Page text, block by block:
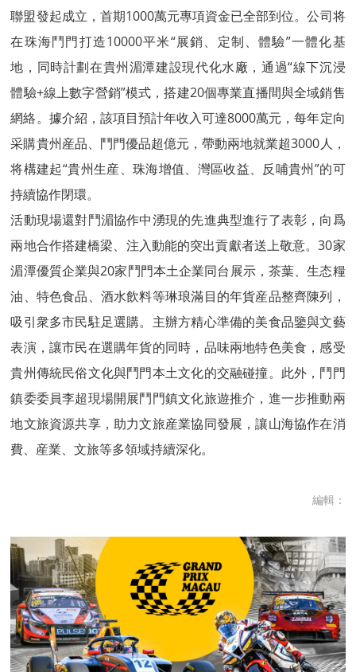
聯盟發起成立，首期1000萬元專項資金已全部到位。公司将
在珠海鬥門打造10000平米“展銷、定制、體驗”一體化基
地，同時計劃在貴州湄潭建設現代化水廠，通過“線下沉浸
體驗+線上數字營銷”模式，搭建20個專業直播間與全域銷售
網絡。據介紹，該項目預計年收入可達8000萬元，每年定向
采購貴州産品、鬥門優品超億元，帶動兩地就業超3000人，
将構建起“貴州生産、珠海增值、灣區收益、反哺貴州”的可
持續協作閉環。
活動現場還對鬥湄協作中湧現的先進典型進行了表彰，向爲
兩地合作搭建橋梁、注入動能的突出貢獻者送上敬意。30家
湄潭優質企業與20家鬥門本土企業同台展示，茶葉、生态糧
油、特色食品、酒水飲料等琳琅滿目的年貨産品整齊陳列，
吸引衆多市民駐足選購。主辦方精心準備的美食品鑒與文藝
表演，讓市民在選購年貨的同時，品味兩地特色美食，感受
貴州傳統民俗文化與鬥門本土文化的交融碰撞。此外，鬥門
鎮委委員李超現場開展鬥門鎮文化旅遊推介，進一步推動兩
地文旅資源共享，助力文旅産業協同發展，讓山海協作在消
費、産業、文旅等多領域持續深化。
編輯：